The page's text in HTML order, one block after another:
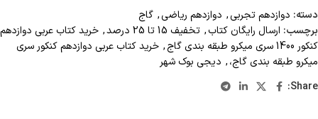
دسته: دوازدهم تجربی, دوازدهم ریاضی, گاج
برچسب: ارسال رايگان کتاب, تخفیف 15 تا 25 درصد , خرید کتاب عربی دوازدهم
کنکور 1400 سری میکرو طبقه بندی گاج
, خرید کتاب عربی دوازدهم کنکور سری
میکرو طبقه بندی گاج،, دیجی بوک شهر
Share: